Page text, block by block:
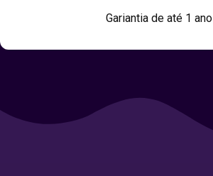
Gariantia de até 1 ano